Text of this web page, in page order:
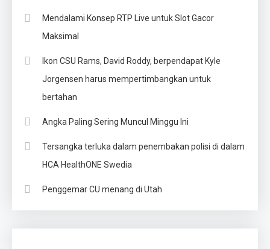
Mendalami Konsep RTP Live untuk Slot Gacor
Maksimal
Ikon CSU Rams, David Roddy, berpendapat Kyle
Jorgensen harus mempertimbangkan untuk
bertahan
Angka Paling Sering Muncul Minggu Ini
Tersangka terluka dalam penembakan polisi di dalam
HCA HealthONE Swedia
Penggemar CU menang di Utah